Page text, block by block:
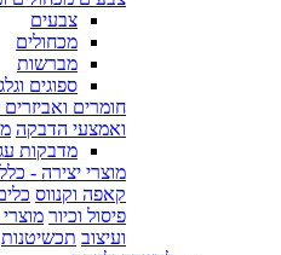
צבעים
מכחולים
מברשות
ספוגים
חומרים ואביזרים
ואמצעי הדבקה
מדבקות
מוצרי יצירה -
קאפה וקנווס
פיסול וכיור
ועיצוב תכשיטנות